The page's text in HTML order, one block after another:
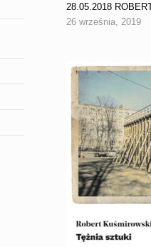
28.05.2018
26 września, 2019